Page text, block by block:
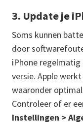
3. Update je
Soms kunnen
door
iPhone regelmatig
versie. Apple
waaronder
Controleer of er
Instellingen >